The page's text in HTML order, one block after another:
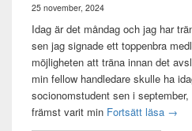
25 november, 2024
Idag är det måndag och jag har
sen jag signade ett toppenbra
möjligheten att träna innan det
min fellow handledare skulle ha
socionomstudent sen i
främst varit min Fortsätt läsa Att
→